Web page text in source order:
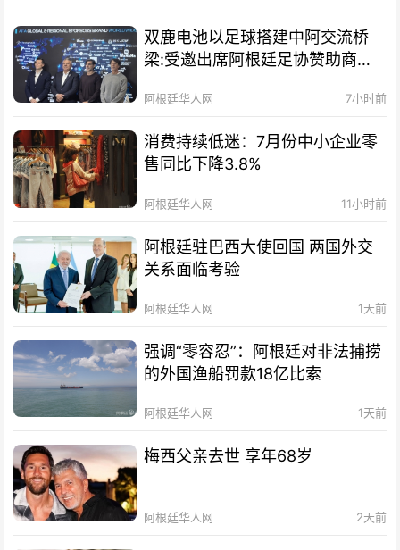
双鹿电池以足球搭建中阿交流桥
梁:受邀出席阿根廷足协赞助商招
阿根廷华人网 7小时前
消费持续低迷：7月份中小企业零
售同比下降3.8%
阿根廷华人网 11小时前
阿根廷驻巴西大使回国 两国外交
关系面临考验
阿根廷华人网 1天前
强调“零容忍”：阿根廷对非法捕捞
的外国渔船罚款18亿比索
阿根廷华人网 1天前
梅西父亲去世 享年68岁
阿根廷华人网 2天前